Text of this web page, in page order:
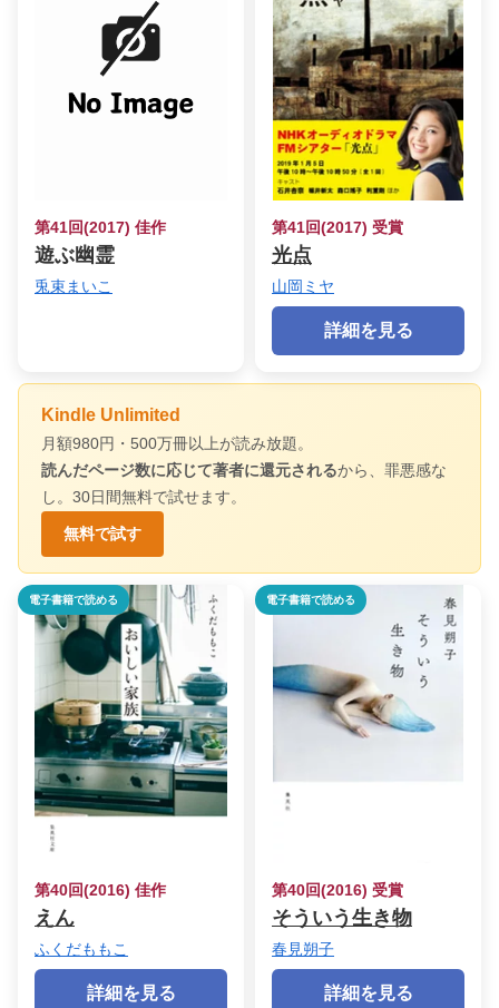
第41回(2017) 佳作
遊ぶ幽霊
兎束まいこ
第41回(2017) 受賞
光点
山岡ミヤ
詳細を見る
Kindle Unlimited
月額980円・500万冊以上が読み放題。
読んだページ数に応じて著者に還元されるから、罪悪感な
し。30日間無料で試せます。
無料で試す
電子書籍で読める
第40回(2016) 佳作
えん
ふくだももこ
詳細を見る
電子書籍で読める
第40回(2016) 受賞
そういう生き物
春見朔子
詳細を見る